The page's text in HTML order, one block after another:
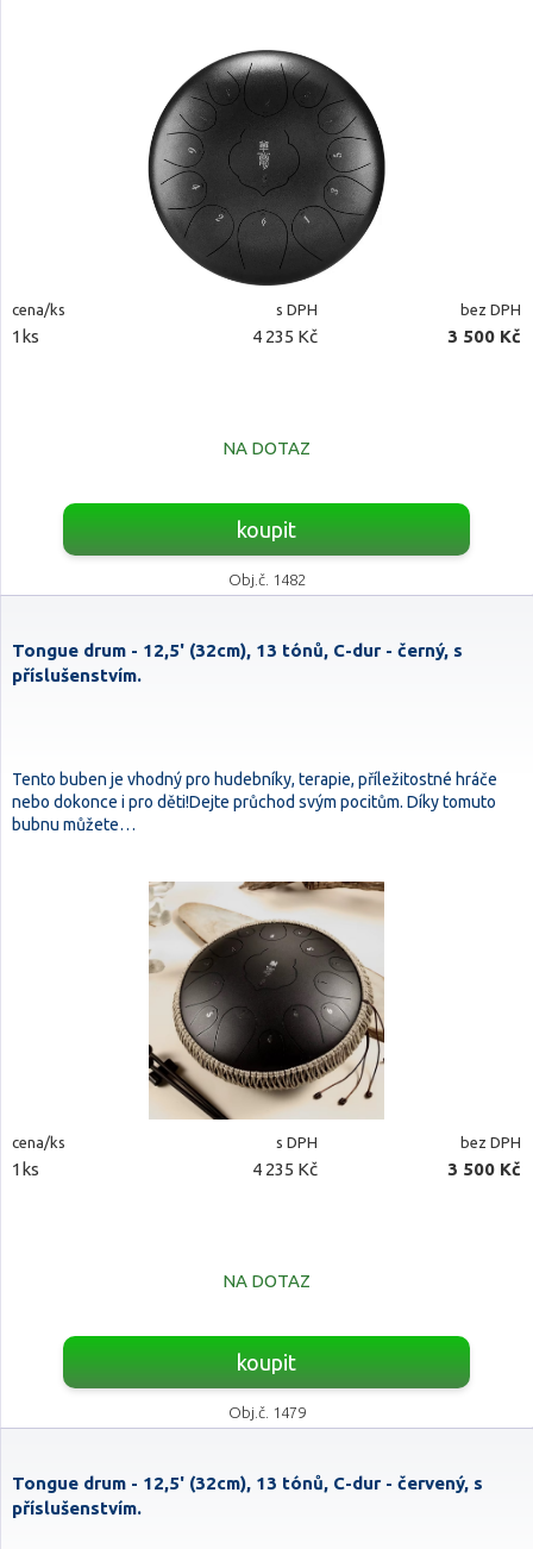
cena/ks s DPH bez DPH
1ks 4 235 Kč 3 500 Kč
NA DOTAZ
koupit
Obj.č. 1482
Tongue drum - 12,5' (32cm), 13 tónů, C-dur - černý, s
příslušenstvím.
Tento buben je vhodný pro hudebníky, terapie, příležitostné hráče
nebo dokonce i pro děti!Dejte průchod svým pocitům. Díky tomuto
bubnu můžete…
cena/ks s DPH bez DPH
1ks 4 235 Kč 3 500 Kč
NA DOTAZ
koupit
Obj.č. 1479
Tongue drum - 12,5' (32cm), 13 tónů, C-dur - červený, s
příslušenstvím.